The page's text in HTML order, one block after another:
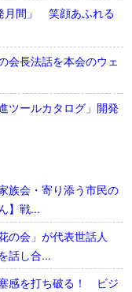
月間」 笑顔あふれる
会長法話を本会のウェ
ツールカタログ」開発
族会・寄り添う市民の
】戦...
の会」が代表世話人
話し合...
感を打ち破る！ ビジ